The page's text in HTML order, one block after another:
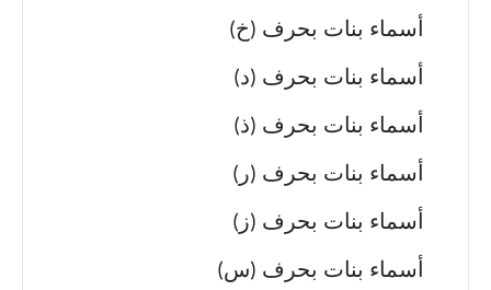
أسماء بنات بحرف (خ)
أسماء بنات بحرف (د)
أسماء بنات بحرف (ذ)
أسماء بنات بحرف (ر)
أسماء بنات بحرف (ز)
أسماء بنات بحرف (س)